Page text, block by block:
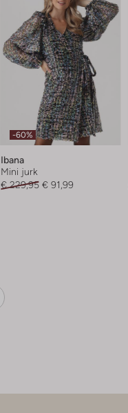
-60%
Ibana
Mini jurk
€ 229,95 € 91,99